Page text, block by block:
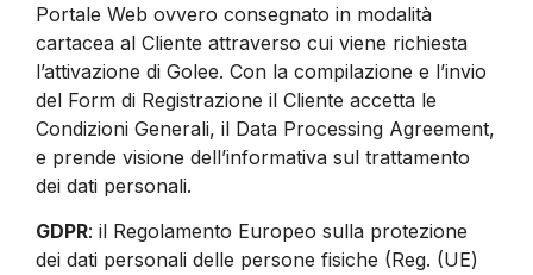
Portale Web ovvero consegnato in modalità
cartacea al Cliente attraverso cui viene richiesta
l’attivazione di Golee. Con la compilazione e l’invio
del Form di Registrazione il Cliente accetta le
Condizioni Generali, il Data Processing Agreement,
e prende visione dell’informativa sul trattamento
dei dati personali.
GDPR: il Regolamento Europeo sulla protezione
dei dati personali delle persone fisiche (Reg. (UE)